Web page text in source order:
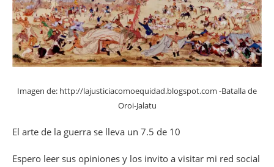
Imagen de: http://lajusticiacomoequidad.blogspot.com -Batalla de
Oroi-Jalatu
El arte de la guerra se lleva un 7.5 de 10
Espero leer sus opiniones y los invito a visitar mi red social